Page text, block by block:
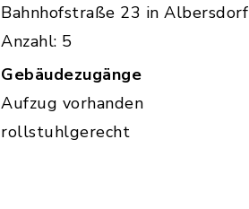
Bahnhofstraße 23 in Albersdorf
Anzahl: 5
Gebäudezugänge
Aufzug vorhanden
rollstuhlgerecht